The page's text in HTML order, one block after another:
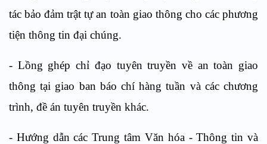
tác bảo đảm trật tự an toàn giao thông cho các phương
tiện thông tin đại chúng.
- Lồng ghép chỉ đạo tuyên truyền về an toàn giao
thông tại giao ban báo chí hàng tuần và các chương
trình, đề án tuyên truyền khác.
- Hướng dẫn các Trung tâm Văn hóa - Thông tin và